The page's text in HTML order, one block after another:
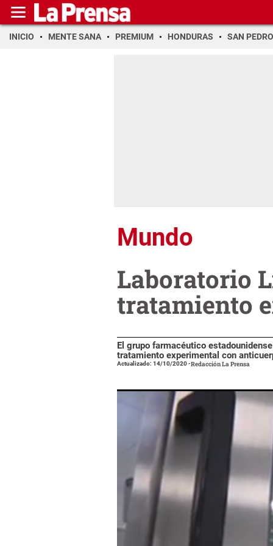
INICIO MENTE SANA PREMIUM HONDURAS SAN PEDRO
Mundo
Laboratorio
tratamiento
El grupo farmacéutico
tratamiento experimental con
Actualizado: 14/10/2020-Redacción La Prensa